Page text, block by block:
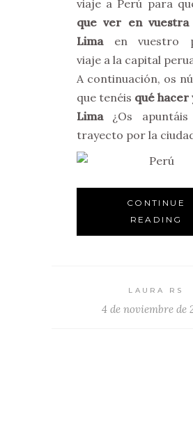
viaje a Perú para
que ver en vuestra
Limaen vuestro
viaje a la capital
A continuación, os
que tenéis qué hacer
Lima¿Os
trayecto por la
CONTINUE
READING
LAURA RS
4 de noviembre de